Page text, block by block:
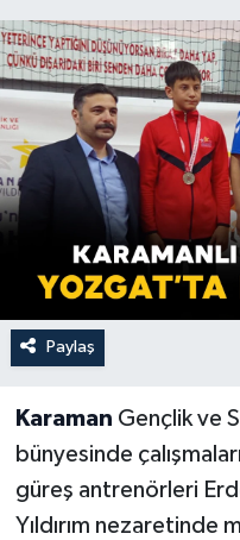
Paylaş
Karaman Gençlik ve
bünyesinde
güreş antrenörleri
Yıldırım nezaretinde